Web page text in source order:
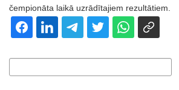
čempionāta laikā uzrādītajiem rezultātiem.